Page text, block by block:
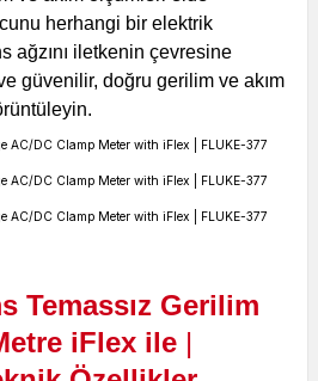
herhangi bir elektrik
ağzını iletkenin çevresine
güvenilir, doğru gerilim ve akım
Temassız Gerilim
iFlex ile |